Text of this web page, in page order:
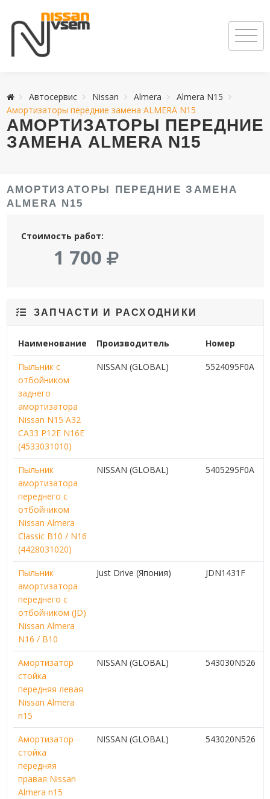
Автосервис Nissan Almera
Almera N15
Амортизаторы передние замена ALMERA N15
АМОРТИЗАТОРЫ ПЕРЕДНИЕ
ЗАМЕНА ALMERA N15
АМОРТИЗАТОРЫ ПЕРЕДНИЕ ЗАМЕНА
ALMERA N15
Стоимость работ:
1 700
ЗАПЧАСТИ И РАСХОДНИКИ
Наименование Производитель Номер
Пыльник с
отбойником
заднего
амортизатора
Nissan N15 A32
CA33 P12E N16E
(4533031010)
NISSAN (GLOBAL) 5524095F0A
Пыльник
амортизатора
переднего с
отбойником
Nissan Almera
Classic B10 / N16
(4428031020)
NISSAN (GLOBAL) 5405295F0A
Пыльник
амортизатора
переднего с
отбойником (JD)
Nissan Almera
N16 / B10
Just Drive (Япония) JDN1431F
Амортизатор
стойка
передняя левая
Nissan Almera
n15
NISSAN (GLOBAL) 543030N526
Амортизатор
стойка
передняя
правая Nissan
Almera n15
NISSAN (GLOBAL) 543020N526